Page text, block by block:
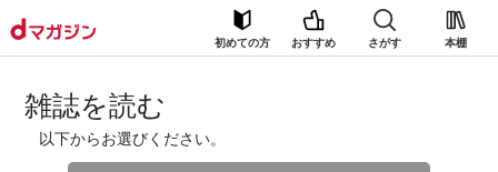
初めての方 おすすめ さがす 本棚
雑誌を読む
以下からお選びください。